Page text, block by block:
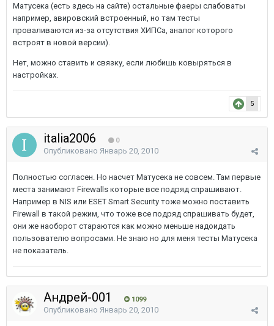
Матусека (есть здесь на сайте) остальные фаеры слабоваты
например, авировский встроенный, но там тесты
проваливаются из-за отсутствия ХИПСа, аналог которого
встроят в новой версии).
Нет, можно ставить и связку, если любишь ковыряться в
настройках.
5
italia2006 0
Опубликовано Январь 20, 2010
Полностью согласен. Но насчет Матусека не совсем. Там первые
места занимают Firewalls которые все подряд спрашивают.
Например в NIS или ESET Smart Security тоже можно поставить
Firewall в такой режим, что тоже все подряд спрашивать будeт,
они же наоборот стараются как можно меньше надоидать
пользователю вопросами. Не знаю но для меня тесты Матусека
не показатель.
Андрей-001 1099
Опубликовано Январь 20, 2010